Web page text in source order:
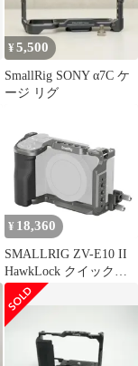
¥5,500
SmallRig SONY α7C ケ
ージ リグ
¥ 18,360
SMALLRIG ZV-E10 II
HawkLock クイックリ
リースケージキット
Sony ZV-E10 II用 HDMI
用ケーブルクランプ付
き 人間工学に基づいて
設計されたシリコンハ